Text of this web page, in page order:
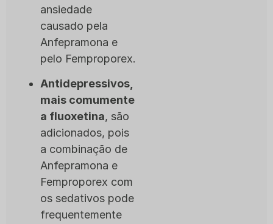
ansiedade
causado pela
Anfepramona e
pelo Femproporex.
Antidepressivos,
mais comumente
a fluoxetina, são
adicionados, pois
a combinação de
Anfepramona e
Femproporex com
os sedativos pode
frequentemente